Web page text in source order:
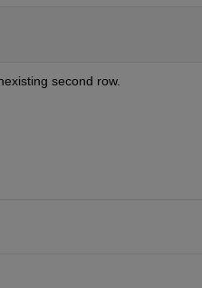
second row.